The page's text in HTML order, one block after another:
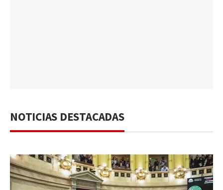
NOTICIAS DESTACADAS